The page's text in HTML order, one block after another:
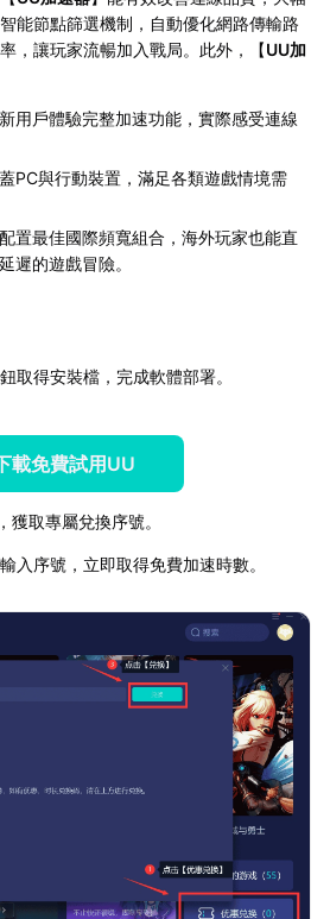
能節點篩選機制，自動優化網路傳輸路
，讓玩家流暢加入戰局。此外，【UU加
用戶體驗完整加速功能，實際感受連線
PC與行動裝置，滿足各類遊戲情境需
置最佳國際頻寬組合，海外玩家也能直
遲的遊戲冒險。
取得安裝檔，完成軟體部署。
載免費試用UU
取專屬兌換序號。
入序號，立即取得免費加速時數。